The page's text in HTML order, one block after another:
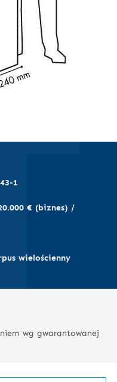
1
€ (biznes) /
wielościenny
wg gwarantowanej